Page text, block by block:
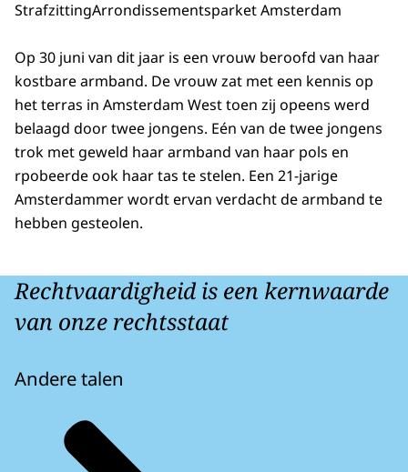
StrafzittingArrondissementsparket Amsterdam
Op 30 juni van dit jaar is een vrouw beroofd van haar
kostbare armband. De vrouw zat met een kennis op
het terras in Amsterdam West toen zij opeens werd
belaagd door twee jongens. Eén van de twee jongens
trok met geweld haar armband van haar pols en
rpobeerde ook haar tas te stelen. Een 21-jarige
Amsterdammer wordt ervan verdacht de armband te
hebben gesteolen.
Rechtvaardigheid is een kernwaarde
van onze rechtsstaat
Andere talen